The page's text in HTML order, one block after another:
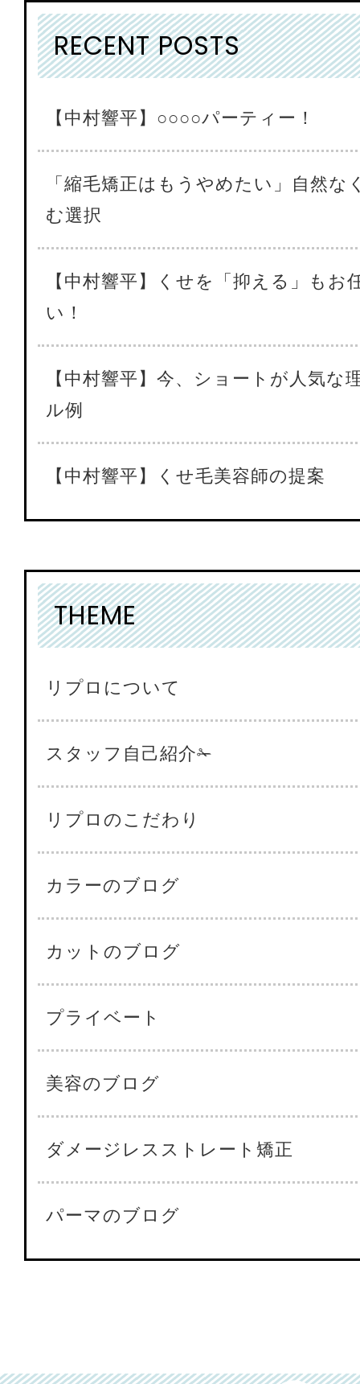
RECENT POSTS
【中村響平】○○○○パーティー！
「縮毛矯正はもうやめたい」自然な
む選択
【中村響平】くせを「抑える」もお
い！
【中村響平】今、ショートが人気な
ル例
【中村響平】くせ毛美容師の提案
THEME
リプロについて
スタッフ自己紹介✁
リプロのこだわり
カラーのブログ
カットのブログ
プライベート
美容のブログ
ダメージレスストレート矯正
パーマのブログ